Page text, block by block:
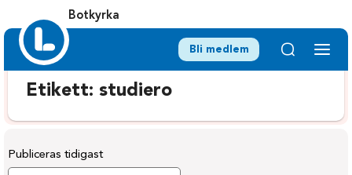
Botkyrka
Bli medlem
Etikett: studiero
Publiceras tidigast